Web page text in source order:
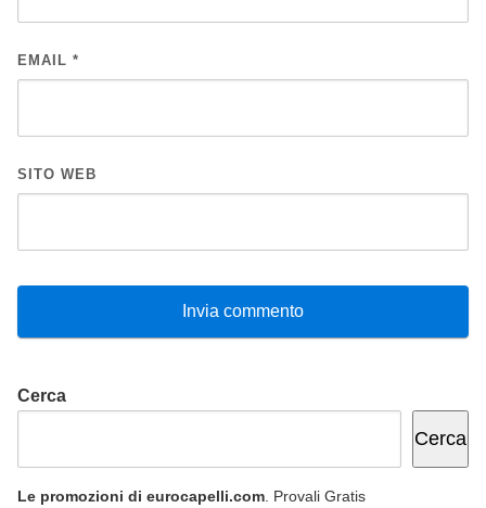
EMAIL *
SITO WEB
Cerca
Cerca
Le promozioni di eurocapelli.com . Provali Gratis